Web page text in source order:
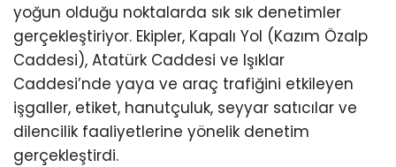
yoğun olduğu noktalarda sık sık denetimler
gerçekleştiriyor. Ekipler, Kapalı Yol (Kazım Özalp
Caddesi), Atatürk Caddesi ve Işıklar
Caddesi’nde yaya ve araç trafiğini etkileyen
işgaller, etiket, hanutçuluk, seyyar satıcılar ve
dilencilik faaliyetlerine yönelik denetim
gerçekleştirdi.